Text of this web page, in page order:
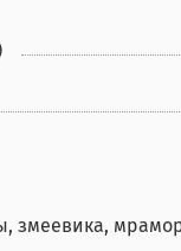
змеевика,